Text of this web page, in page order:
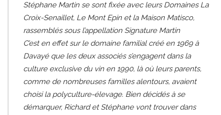
Stéphane Martin se sont fixée avec leurs Domaines La
Croix-Senaillet, Le Mont Epin et la Maison Matisco,
rassemblés sous l’appellation Signature Martin
C’est en effet sur le domaine familial créé en 1969 à
Davayé que les deux associés s’engagent dans la
culture exclusive du vin en 1990, là où leurs parents,
comme de nombreuses familles alentours, avaient
choisi la polyculture-élevage. Bien décidés à se
démarquer, Richard et Stéphane vont trouver dans